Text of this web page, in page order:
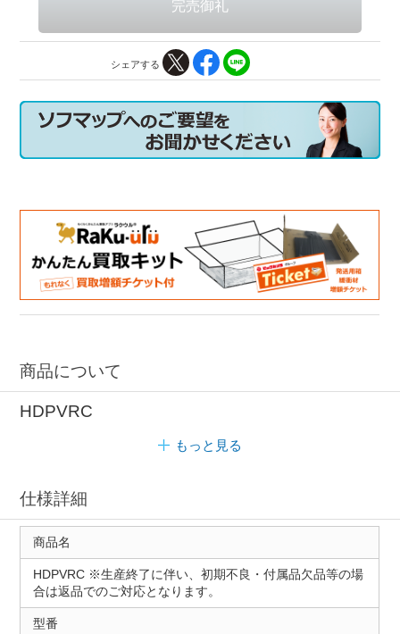
シェアする
商品について
HDPVRC
もっと見る
仕様詳細
商品名
HDPVRC ※生産終了に伴い、初期不良・付属品欠品等の場
合は返品でのご対応となります。
型番